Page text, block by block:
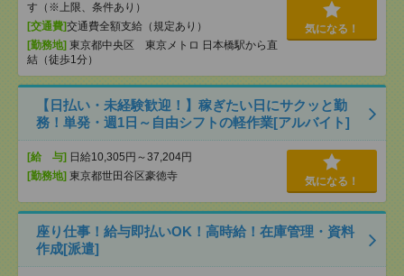
す（※上限、条件あり）
[交通費]交通費全額支給（規定あり）
[勤務地] 東京都中央区 東京メトロ 日本橋駅から直
結（徒歩1分）
気になる！
【日払い・未経験歓迎！】稼ぎたい日にサクッと勤
務！単発・週1日～自由シフトの軽作業[アルバイト]
[給 与] 日給10,305円～37,204円
[勤務地] 東京都世田谷区豪徳寺 気になる！
座り仕事！給与即払いOK！高時給！在庫管理・資料
作成[派遣]